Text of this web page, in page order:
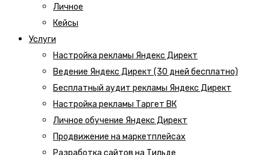
Личное
Кейсы
Услуги
Настройка рекламы Яндекс Директ
Ведение Яндекс Директ (30 дней бесплатно)
Бесплатный аудит рекламы Яндекс Директ
Настройка рекламы Таргет ВК
Личное обучение Яндекс Директ
Продвижение на маркетплейсах
Разработка сайтов на Тильде